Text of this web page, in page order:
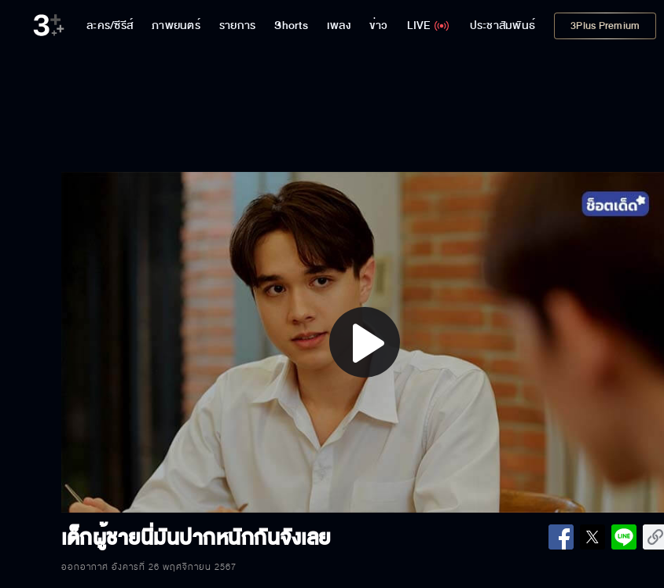
ละคร/ซีรีส์ ภาพยนตร์ รายการ Shorts เพลง ข่าว LIVE ประชาสัมพันธ์ 3Plus Premium
Play
Video
เด็กผู้ชายนี่มันปากหนักกันจังเลย
ออกอากาศ อังคารที่ 26 พฤศจิกายน 2567